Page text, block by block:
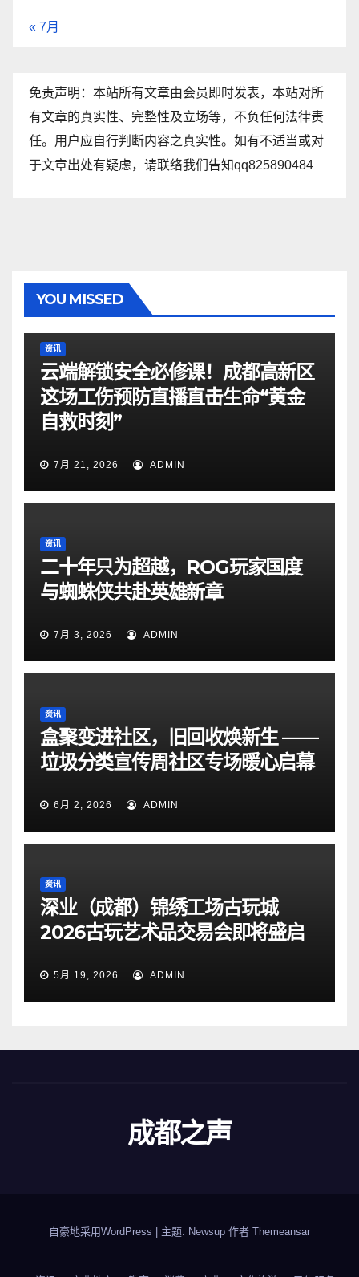
« 7月
免责声明：本站所有文章由会员即时发表，本站对所
有文章的真实性、完整性及立场等，不负任何法律责
任。用户应自行判断内容之真实性。如有不适当或对
于文章出处有疑虑，请联络我们告知qq825890484
YOU MISSED
资讯
云端解锁安全必修课！成都高新区
这场工伤预防直播直击生命“黄金
自救时刻”
7月 21, 2026 ADMIN
资讯
二十年只为超越，ROG玩家国度
与蜘蛛侠共赴英雄新章
7月 3, 2026 ADMIN
资讯
盒聚变进社区，旧回收焕新生 ——
垃圾分类宣传周社区专场暖心启幕
6月 2, 2026 ADMIN
资讯
深业（成都）锦绣工场古玩城
2026古玩艺术品交易会即将盛启
5月 19, 2026 ADMIN
成都之声
自豪地采用WordPress 主题: Newsup 作者 Themeansar